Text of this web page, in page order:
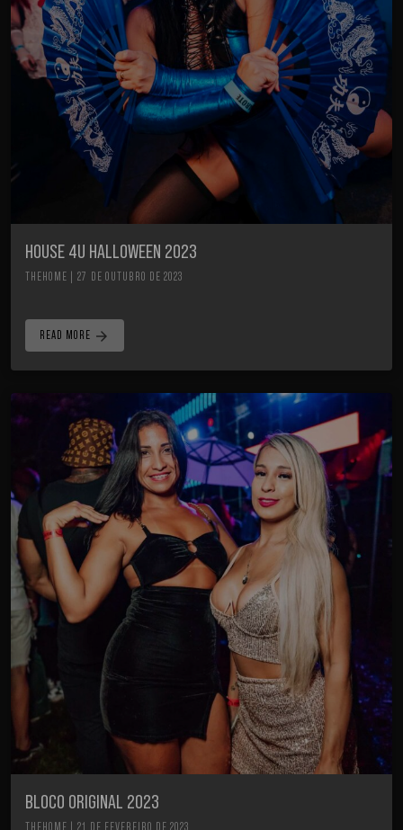
HOUSE 4U HALLOWEEN 2023
THEHOME | 27 DE OUTUBRO DE 2023
READ MORE arrow_forward
BLOCO ORIGINAL 2023
THEHOME | 21 DE FEVEREIRO DE 2023